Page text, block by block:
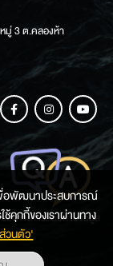
มู่ 3 ต.คลองห้า
ช่องทางการสอบถามข้อมูล
พื่อพัฒนาประสบการณ์
คุกกี้ของเราผ่านทาง
วนตัว'